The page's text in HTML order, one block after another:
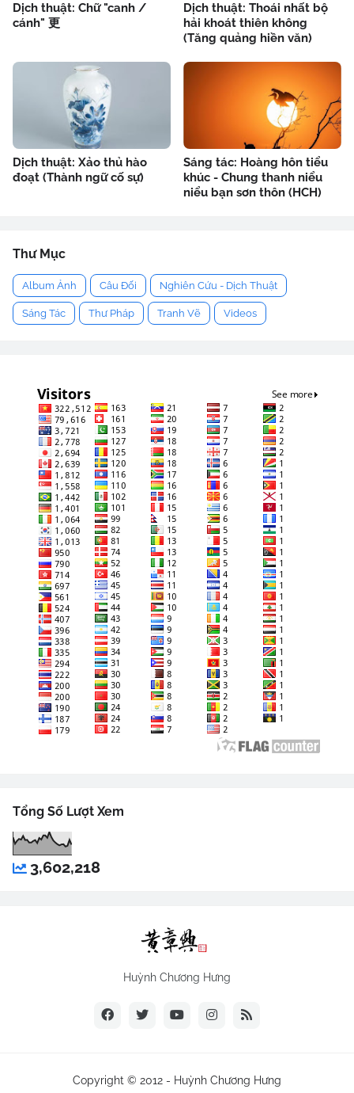
Dịch thuật: Chữ "canh /
cánh" 更
Dịch thuật: Thoái nhất bộ
hải khoát thiên không
(Tăng quảng hiền văn)
Dịch thuật: Xảo thủ hào
đoạt (Thành ngữ cố sự)
Sáng tác: Hoàng hôn tiểu
khúc - Chung thanh niểu
niểu bạn sơn thôn (HCH)
Thư Mục
Album Ảnh Câu Đối Nghiên Cứu - Dịch Thuật
Sáng Tác Thư Pháp Tranh Vẽ Videos
Tổng Số Lượt Xem
3,602,218
Huỳnh Chương Hưng
Copyright © 2012 - Huỳnh Chương Hưng